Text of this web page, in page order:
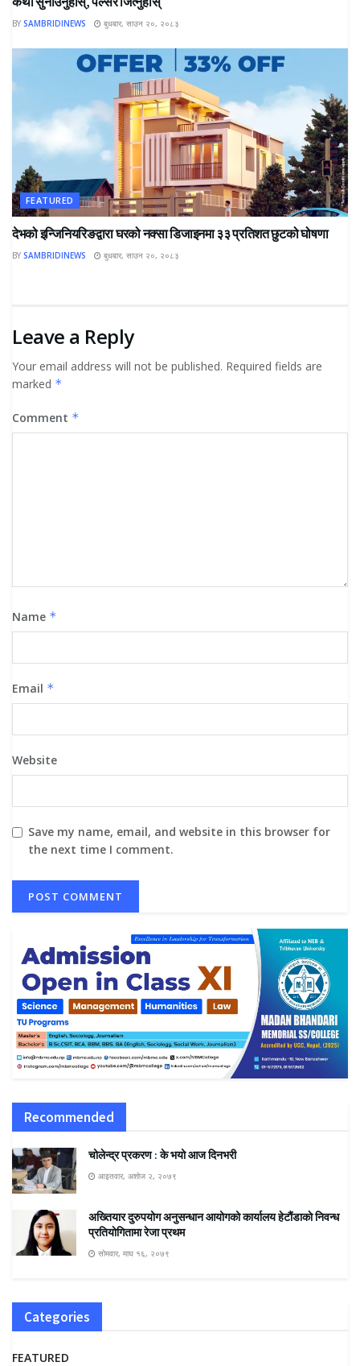
BY SAMBRIDINEWS बुधबार, साउन २०, २०८३
FEATURED
देभको इन्जिनियरिङद्वारा घरको नक्सा डिजाइनमा ३३ प्रतिशत छुटको घोषणा
BY SAMBRIDINEWS बुधबार, साउन २०, २०८३
Leave a Reply
Your email address will not be published. Required fields are
marked *
Comment *
Name *
Email *
Website
Save my name, email, and website in this browser for
the next time I comment.
Recommended
चोलेन्द्र प्रकरण : के भयो आज दिनभरी
आइतवार, अशोज २, २०७९
अख्तियार दुरुपयोग अनुसन्धान आयोगको कार्यालय हेटौंडाकाे निवन्ध
प्रतियाेगितामा रेजा प्रथम
सोमवार, माघ १६, २०७९
Categories
FEATURED